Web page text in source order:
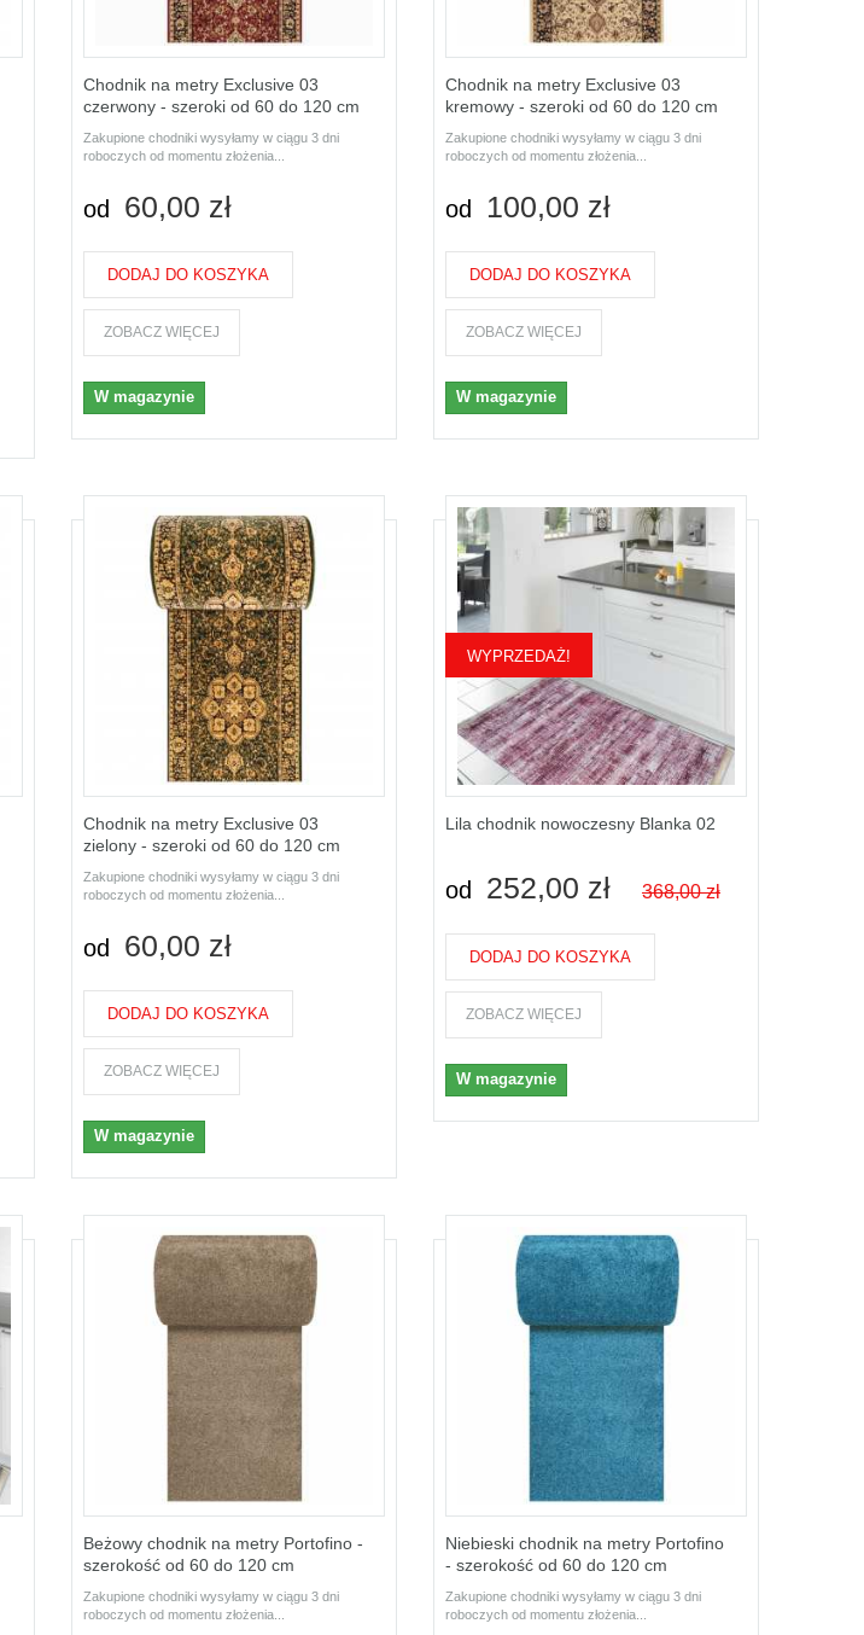
Chodnik na metry Exclusive 03
czerwony - szeroki od 60 do 120 cm
Zakupione chodniki wysyłamy w ciągu 3 dni
roboczych od momentu złożenia...
od 60,00 zł
DODAJ DO KOSZYKA
ZOBACZ WIĘCEJ
W magazynie
Chodnik na metry Exclusive 03
kremowy - szeroki od 60 do 120 cm
Zakupione chodniki wysyłamy w ciągu 3 dni
roboczych od momentu złożenia...
od 100,00 zł
DODAJ DO KOSZYKA
ZOBACZ WIĘCEJ
W magazynie
Chodnik na metry Exclusive 03
zielony - szeroki od 60 do 120 cm
Zakupione chodniki wysyłamy w ciągu 3 dni
roboczych od momentu złożenia...
od 60,00 zł
DODAJ DO KOSZYKA
ZOBACZ WIĘCEJ
W magazynie
WYPRZEDAŻ!
Lila chodnik nowoczesny Blanka 02
od 252,00 zł 368,00 zł
DODAJ DO KOSZYKA
ZOBACZ WIĘCEJ
W magazynie
Beżowy chodnik na metry Portofino -
szerokość od 60 do 120 cm
Zakupione chodniki wysyłamy w ciągu 3 dni
roboczych od momentu złożenia...
Niebieski chodnik na metry Portofino
- szerokość od 60 do 120 cm
Zakupione chodniki wysyłamy w ciągu 3 dni
roboczych od momentu złożenia...